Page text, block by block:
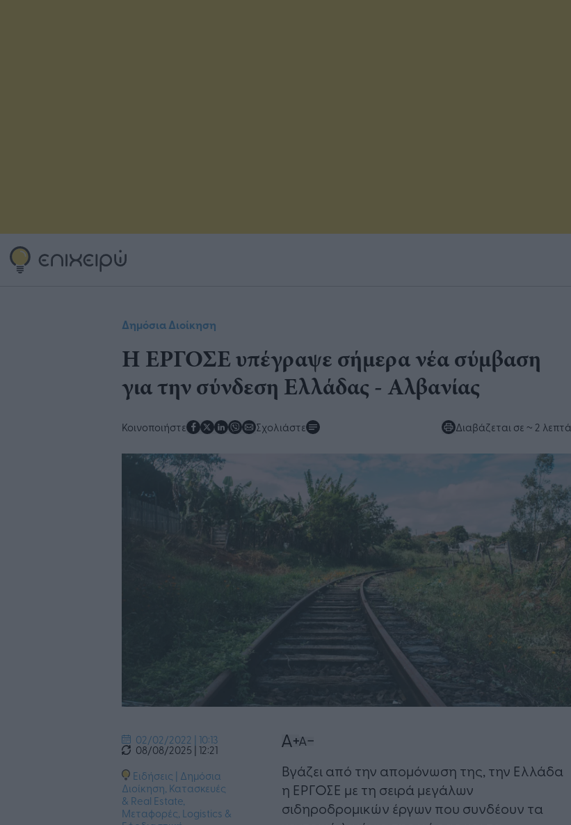
Δημόσια Διοίκηση
Η ΕΡΓΟΣΕ υπέγραψε σήμερα νέα σύμβαση
για την σύνδεση Ελλάδας - Αλβανίας
Κοινοποιήστε Σχολιάστε Διαβάζεται σε ~ 2 λεπτά
02/02/2022 | 10:13
08/08/2025 | 12:21
Ειδήσεις | Δημόσια
Διοίκηση, Κατασκευές
& Real Estate,
Μεταφορές, Logistics &
Βγάζει από την απομόνωση της, την Ελλάδα
η ΕΡΓΟΣΕ με τη σειρά μεγάλων
σιδηροδρομικών έργων που συνδέουν τα